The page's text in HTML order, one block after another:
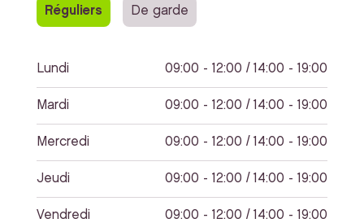
Réguliers De garde
Lundi 09:00 - 12:00 / 14:00 - 19:00
Mardi 09:00 - 12:00 / 14:00 - 19:00
Mercredi 09:00 - 12:00 / 14:00 - 19:00
Jeudi 09:00 - 12:00 / 14:00 - 19:00
Vendredi 09:00 - 12:00 / 14:00 - 19:00